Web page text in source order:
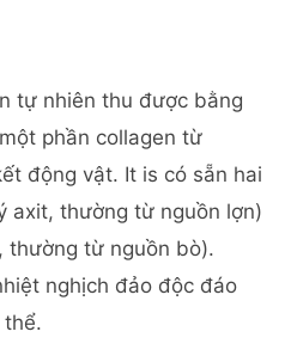
tự nhiên thu được bằng
phần collagen từ
động vật. It is có sẵn hai
axit, thường từ nguồn lợn)
thường từ nguồn bò).
nghịch đảo độc đáo